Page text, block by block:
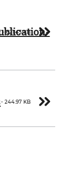
- 621.43 KB
244.97 KB